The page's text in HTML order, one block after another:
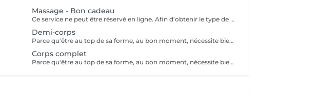
Massage - Bon cadeau
Ce service ne peut être réservé en ligne. Afin d'obtenir le type de bon cadeau souhaité il vous suffit de nous contacter soit par téléphone, soit par e-mail. Nous conviendrons ensemble d'un type de massage désiré et votre bon cadeau sera à récupérer chez MassageWorld Kehlen ou envoyer par mail. Numéro de téléphone : +352 691 20 44 49 Adresse mail : contact@massageworld.lu
Demi-corps
Parce qu'être au top de sa forme, au bon moment, nécessite bien plus que de l'entrainement. Utilisé depuis de nombreuses années par les sportifs de haut niveau, le massage sportif est à présent à votre disposition. Avant l'effort, le massage prépare les muscles à performer tout en évitant les blessures. Après l'effort, il prévient les courbatures et détend la musculature, ce qui permet aux muscles de se relaxer pour mieux récupérer. Ce type de massage stimule le système lymphatique, la circulation sanguine et enlève les nuds musculaires. Le massage sportif est souvent demandé par les athlètes pour soulager ou prévenir des douleurs musculaires retardées, pour accélérer la guérison des blessures des tendons et des muscles, pour augmenter l'amplitude des mouvements ou le volumes des muscles, etc. Développé au départ pour traiter les blessures sportives et augmenter les performances des athlètes, tout le monde peut à présent bénéficier des bienfaits d'un tel massage. L'essayer, c'est l'adopter ! Il existe différents types de massages selon le sport pratiqué ou les douleurs ressenties. Le Massage sportif est donc adaptable selon les souhaits de chacun.
Corps complet
Parce qu'être au top de sa forme, au bon moment, nécessite bien plus que de l'entrainement. Utilisé depuis de nombreuses années par les sportifs de haut niveau, le massage sportif est à présent à votre disposition. Avant l'effort, le massage prépare les muscles à performer tout en évitant les blessures. Après l'effort, il prévient les courbatures et détend la musculature, ce qui permet aux muscles de se relaxer pour mieux récupérer. Ce type de massage stimule le système lymphatique, la circulation sanguine et enlève les nuds musculaires. Le massage sportif est souvent demandé par les athlètes pour soulager ou prévenir des douleurs musculaires retardées, pour accélérer la guérison des blessures des tendons et des muscles, pour augmenter l'amplitude des mouvements ou le volumes des muscles, etc. Développé au départ pour traiter les blessures sportives et augmenter les performances des athlètes, tout le monde peut à présent bénéficier des bienfaits d'un tel massage. L'essayer, c'est l'adopter ! Il existe différents types de massages selon le sport pratiqué ou les douleurs ressenties. Le Massage sportif est donc adaptable selon les souhaits de chacun.